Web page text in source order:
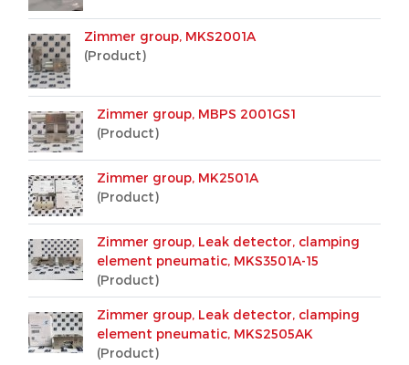
Zimmer group, MKS2001A
(Product)
Zimmer group, MBPS 2001GS1
(Product)
Zimmer group, MK2501A
(Product)
Zimmer group, Leak detector, clamping
element pneumatic, MKS3501A-15
(Product)
Zimmer group, Leak detector, clamping
element pneumatic, MKS2505AK
(Product)